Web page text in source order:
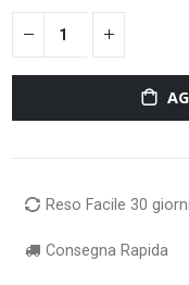
Reso Facile 30 giorni
Consegna Rapida